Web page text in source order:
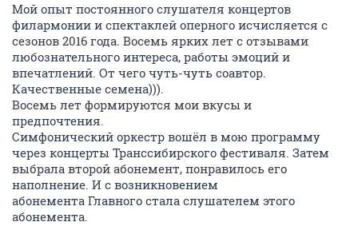
Мой опыт постоянного слушателя концертов
филармонии и спектаклей оперного исчисляется с
сезонов 2016 года. Восемь ярких лет с отзывами
любознательного интереса, работы эмоций и
впечатлений. От чего чуть-чуть соавтор.
Качественные семена))).
Восемь лет формируются мои вкусы и
предпочтения.
Симфонический оркестр вошёл в мою программу
через концерты Транссибирского фестиваля. Затем
выбрала второй абонемент, понравилось его
наполнение. И с возникновением
абонемента Главного стала слушателем этого
абонемента.